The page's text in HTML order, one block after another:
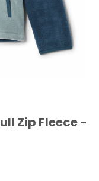
Zip Fleece -